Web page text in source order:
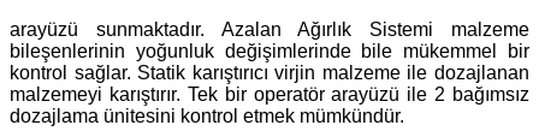
arayüzü sunmaktadır. Azalan Ağırlık Sistemi malzeme
bileşenlerinin yoğunluk değişimlerinde bile mükemmel bir
kontrol sağlar. Statik karıştırıcı virjin malzeme ile dozajlanan
malzemeyi karıştırır. Tek bir operatör arayüzü ile 2 bağımsız
dozajlama ünitesini kontrol etmek mümkündür.